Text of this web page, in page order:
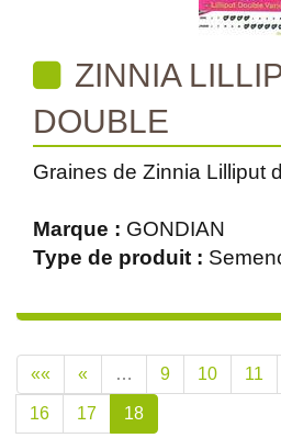
ZINNIA
DOUBLE
Graines de Zinnia Lilliput
Marque : GONDIAN
Type de produit :
«« « … 9 10 11
16 17 18